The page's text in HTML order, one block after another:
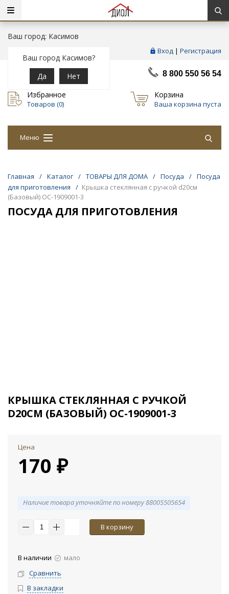
Ваш город: Касимов
Ваш город Касимов?
Да
Нет
Вход | Регистрация
8 800 550 56 54
Избранное
Товаров (0)
Корзина
Ваша корзина пуста
Меню
Главная / Каталог / ТОВАРЫ ДЛЯ ДОМА / Посуда / Посуда
для приготовления
/ Крышка стеклянная с ручкой d20см
(Базовый) OC-1909001-3
ПОСУДА ДЛЯ ПРИГОТОВЛЕНИЯ
КРЫШКА СТЕКЛЯННАЯ С РУЧКОЙ
D20СМ (БАЗОВЫЙ) OC-1909001-3
Цена
170 ₽
Наличие товара уточняйте по номеру 88005505654
В корзину
В наличии
мало
Сравнить
В закладки